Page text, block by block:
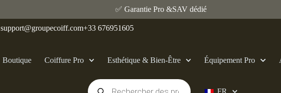
✅ Garantie Pro &SAV dédié
support@groupecoiff.com+33 676951605
Boutique Coiffure Pro Esthétique & Bien‑Être Équipement Pro
FR